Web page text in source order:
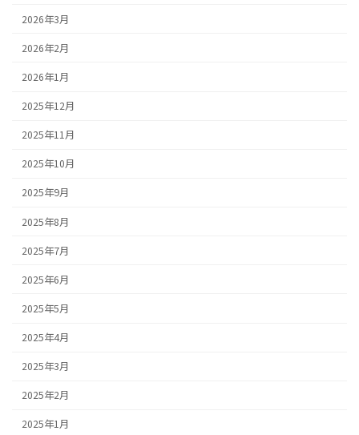
2026年3月
2026年2月
2026年1月
2025年12月
2025年11月
2025年10月
2025年9月
2025年8月
2025年7月
2025年6月
2025年5月
2025年4月
2025年3月
2025年2月
2025年1月